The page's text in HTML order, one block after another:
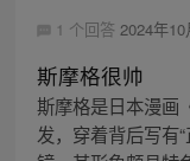
1 个回答 2024年
斯摩格很帅
斯摩格是日本漫画
发，穿着背后写有